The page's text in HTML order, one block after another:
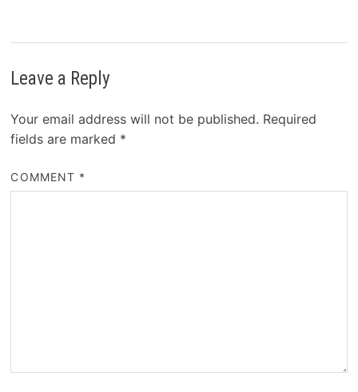
Leave a Reply
Your email address will not be published. Required
fields are marked *
COMMENT *